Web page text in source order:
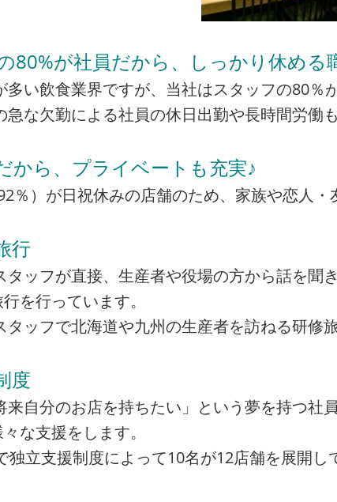
80%が社員だから、しっかり休める
多い飲食業界ですが、当社はスタッフの80％
急な欠勤による社員の休日出勤や長時間労働
から、プライベートも充実♪
％）が日祝休みの店舗のため、家族や恋人
行
タッフが直接、生産者や役場の方から話を
を行っています。
タッフで北海道や九州の生産者を訪ねる研修旅
度
来自分のお店を持ちたい」という夢を持つ
な支援をします。
独立支援制度によって10名が12店舗を展開し